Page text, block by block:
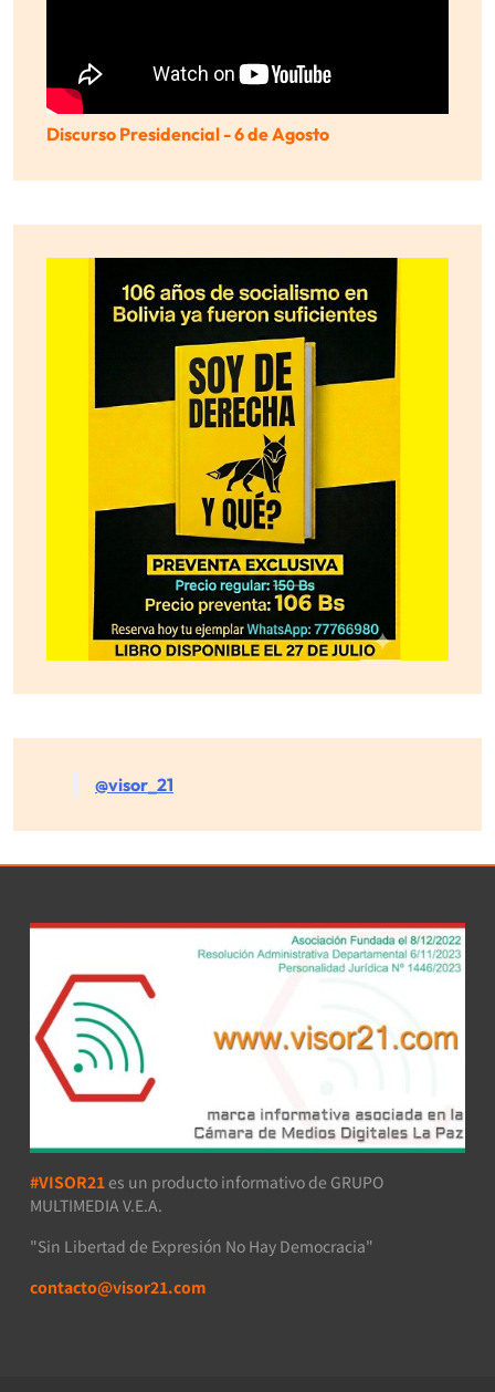
Discurso Presidencial - 6 de Agosto
@visor_21
#VISOR21 es un producto informativo de GRUPO
MULTIMEDIA V.E.A.
"Sin Libertad de Expresión No Hay Democracia"
contacto@visor21.com